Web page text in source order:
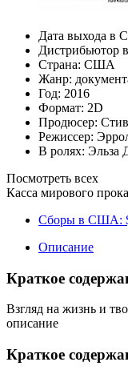
Дата выхода в
Страна: США
Жанр:
Год: 2016
Формат: 2D
Продюсер:
Режиссер:
В ролях: Эльза
Посмотреть всех
Касса мирового
Сборы в США:
Описание
Краткое
Взгляд на жизнь и
описание
Краткое